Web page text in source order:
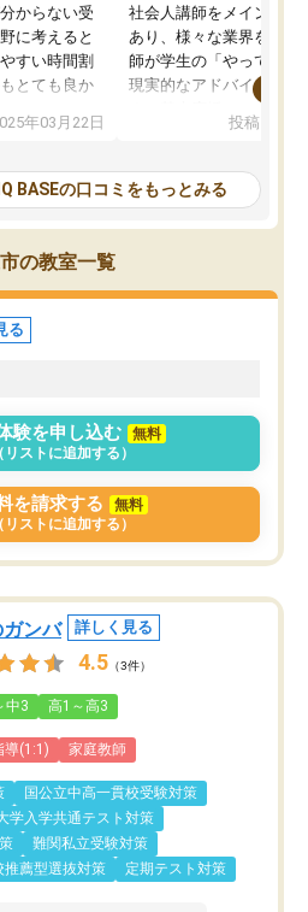
からない受
に考えると
すい時間割
とても良か
が見ること
人の大人に
ため多くの
り良いもの
してくださ
ったで
年03月22日
社会人講師をメインとし
あり、様々な業界を経験
師が学生の「やってみた
現実的なアドバイスを行
分野について学生知識
総合型選抜対策として志
接・小論文などの技術指
ション内容になっていま
を社会人として働いてい
標を見つける事が出来ま
投稿日：
BASEの口コミをもっとみる
の教室一覧
る
験を申し込む
無料
（リストに追加する）
を請求する
無料
（リストに追加する）
ンバ 詳しく見る
4.5 （3件）
中3 高1～高3
導(1:1) 家庭教師
国公立中高一貫校受験対策
学入学共通テスト対策
難関私立受験対策
推薦型選抜対策
定期テスト対策